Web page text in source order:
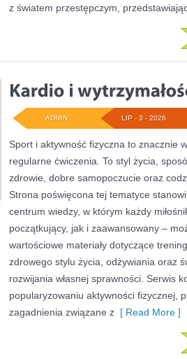
z światem przestępczym,
LIP - 3 - 2026
ADMIN
Sport i aktywność fizyczna to znacznie
regularne ćwiczenia. To styl życia,
zdrowie, dobre samopoczucie oraz
Strona poświęcona tej tematyce
centrum wiedzy, w którym każdy
początkujący, jak i zaawansowany –
wartościowe materiały dotyczące
zdrowego stylu życia, odżywiania oraz
rozwijania własnej sprawności. Serwis
popularyzowaniu aktywności fizycznej,
zagadnienia związane z [ Read More ]